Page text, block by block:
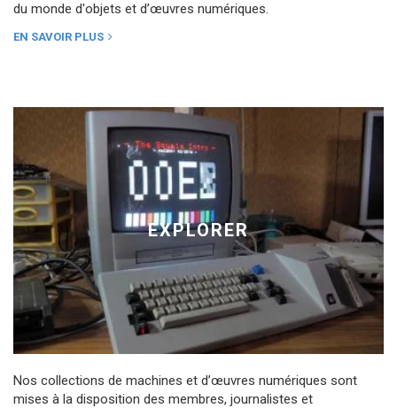
du monde d'objets et d’œuvres numériques.
EN SAVOIR PLUS
EXPLORER
Nos collections de machines et d’œuvres numériques sont
mises à la disposition des membres, journalistes et